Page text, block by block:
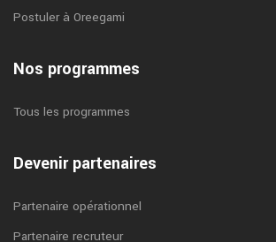
Postuler à Oreegami
Nos programmes
Tous les programmes
Devenir partenaires
Partenaire opérationnel
Partenaire recruteur